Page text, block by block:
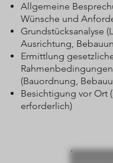
Allgemeine
Wünsche und
Grundstücksanalyse
Ausrichtung,
Ermittlung
Rahmenbedingungen
(Bauordnung,
Besichtigung vor Ort
erforderlich)